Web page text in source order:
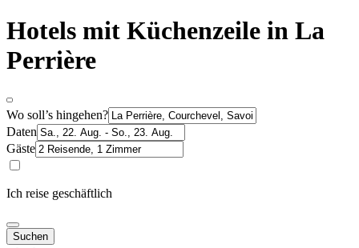
Hotels mit Küchenzeile in La
Perrière
Wo soll’s hingehen?
Daten
Gäste
Ich reise geschäftlich
Suchen